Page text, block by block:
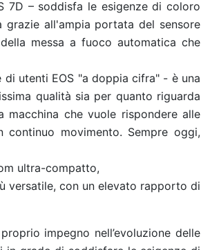
7D – soddisfa le esigenze di coloro
all'ampia portata del sensore
messa a fuoco automatica che
utenti EOS "a doppia cifra" - è una
qualità sia per quanto riguarda
che vuole rispondere alle
movimento. Sempre oggi,
ultra-compatto,
versatile, con un elevato rapporto di
impegno nell’evoluzione delle